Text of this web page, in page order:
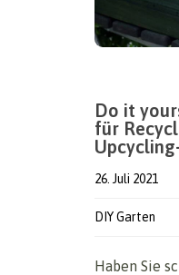
Do it
für
26. Juli 2021
DIY Garten
Haben Sie